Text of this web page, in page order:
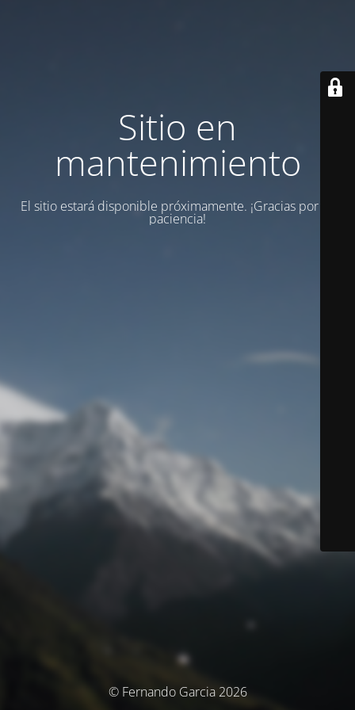
Sitio en
mantenimiento
El sitio estará disponible próximamente. ¡Gracias por su
paciencia!
© Fernando Garcia 2026